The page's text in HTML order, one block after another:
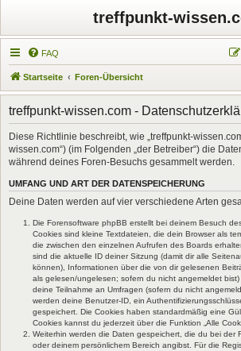
treffpunkt-
FAQ
Startseite Foren-Übersicht
treffpunkt-wissen.com -
Diese Richtlinie beschreibt, wie „treffpunkt-
wissen.com“) (im Folgenden „der Betreiber“) die
während deines Foren-Besuchs gesammelt werden.
UMFANG UND ART DER DATENSPEICHERUNG
Deine Daten werden auf vier verschiedene Arten
Die Forensoftware phpBB erstellt bei deinem Besuch
Cookies sind kleine Textdateien, die dein Browser als
die zwischen den einzelnen Aufrufen des Boards
sind die aktuelle ID deiner Sitzung (damit dir alle
können), Informationen über die von dir gelesenen
als gelesen/ungelesen; sofern du nicht angemeldet
deine Teilnahme an Umfragen (sofern du nicht
werden deine Benutzer-ID, ein
gespeichert. Die Cookies haben standardmäßig eine
Cookies kannst du jederzeit über die Funktion „Alle
Weiterhin werden die Daten gespeichert, die du bei der
oder deinem persönlichem Bereich angibst. Für die